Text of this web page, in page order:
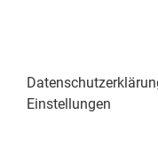
Einstellungen